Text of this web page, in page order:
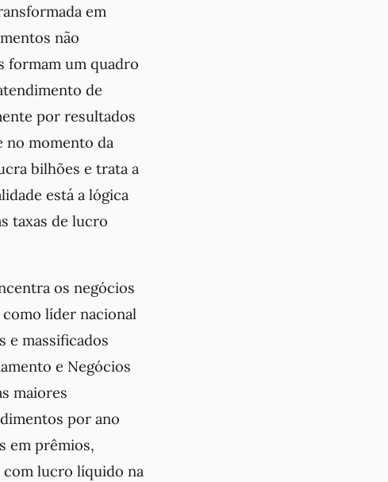
em
não
formam um quadro
de
por resultados
no momento da
bilhões e trata a
está a lógica
taxas de lucro
os negócios
como líder nacional
e massificados
e Negócios
maiores
por ano
em prêmios,
com lucro líquido na